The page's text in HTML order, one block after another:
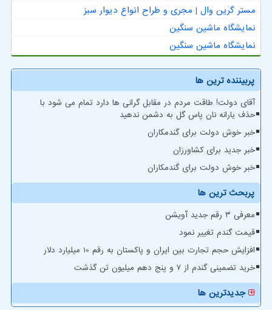
مستر گرین وال | مجری و طراح انواع دیوار سبز
نمایشگاه ماشین سنگین
نمایشگاه ماشین سنگین
پربیننده ترین ها
آقای دولت! طاقت مردم در مقابل گرانی ها دارد تمام می شود با
حذف یارانه نان پاس گل به دشمن ندهید
خبر خوش دولت برای گندمکاران
خبر جدید برای کشاورزان
خبر خوش دولت برای گندمکاران
پربحث ترین ها
معرفی ۳ رقم جدید آویشن
قیمت گندم تغییر نمود
افزایش حجم تجارت بین ایران و پاکستان به رقم 10 میلیارد دلار
خرید تضمینی گندم از ۷ و پنج دهم میلیون تن گذشت
جدیدترین ها